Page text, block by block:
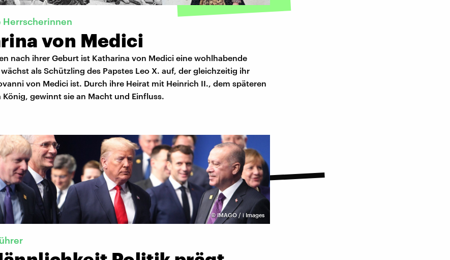
Herrscherinnen
von Medici
nach ihrer Geburt ist Katharina von Medici eine wohlhabende
als Schützling des Papstes Leo X. auf, der gleichzeitig ihr
von Medici ist. Durch ihre Heirat mit Heinrich II., dem späteren
gewinnt sie an Macht und Einfluss.
©IMAGO / i Images